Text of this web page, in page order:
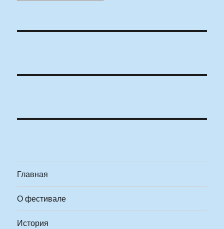
Главная
О фестивале
История